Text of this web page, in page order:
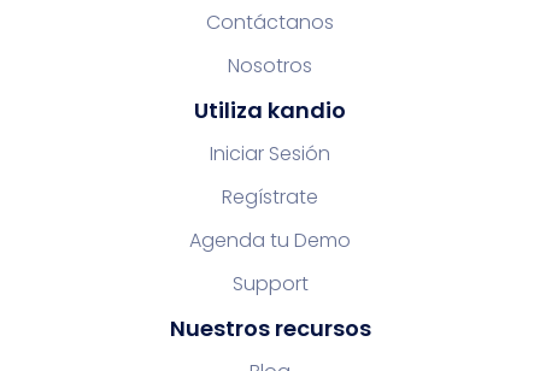
Contáctanos
Nosotros
Utiliza kandio
Iniciar Sesión
Regístrate
Agenda tu Demo
Support
Nuestros recursos